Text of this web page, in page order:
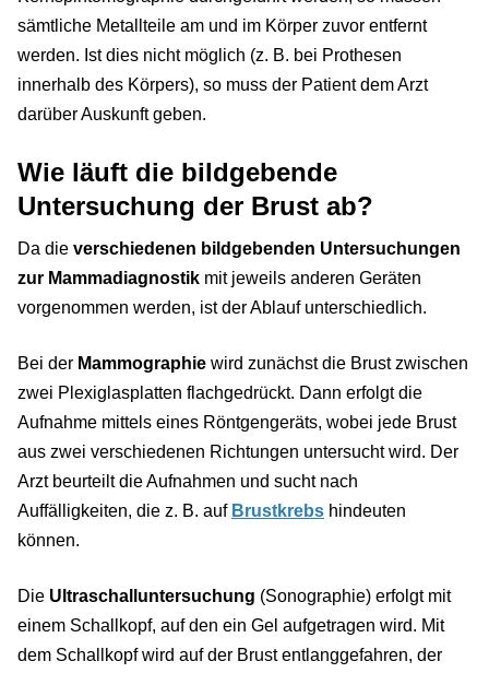
sämtliche Metallteile am und im Körper zuvor entfernt
werden. Ist dies nicht möglich (z. B. bei Prothesen
innerhalb des Körpers), so muss der Patient dem Arzt
darüber Auskunft geben.
Wie läuft die bildgebende
Untersuchung der Brust ab?
Da die verschiedenen bildgebenden Untersuchungen
zur Mammadiagnostik mit jeweils anderen Geräten
vorgenommen werden, ist der Ablauf unterschiedlich.
Bei der Mammographie wird zunächst die Brust zwischen
zwei Plexiglasplatten flachgedrückt. Dann erfolgt die
Aufnahme mittels eines Röntgengeräts, wobei jede Brust
aus zwei verschiedenen Richtungen untersucht wird. Der
Arzt beurteilt die Aufnahmen und sucht nach
Auffälligkeiten, die z. B. auf Brustkrebs hindeuten
können.
Die Ultraschalluntersuchung (Sonographie) erfolgt mit
einem Schallkopf, auf den ein Gel aufgetragen wird. Mit
dem Schallkopf wird auf der Brust entlanggefahren, der